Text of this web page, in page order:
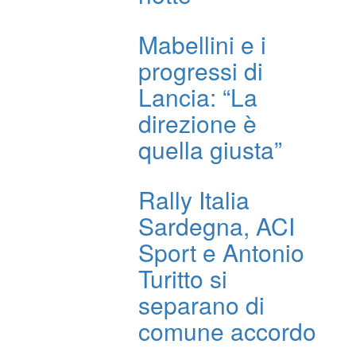
Mabellini e i
progressi di
Lancia: “La
direzione è
quella giusta”
Rally Italia
Sardegna, ACI
Sport e Antonio
Turitto si
separano di
comune accordo